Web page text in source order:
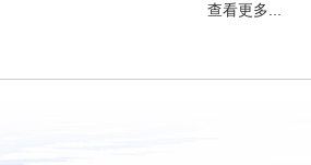
中，苏州依斯倍环
查看更多...